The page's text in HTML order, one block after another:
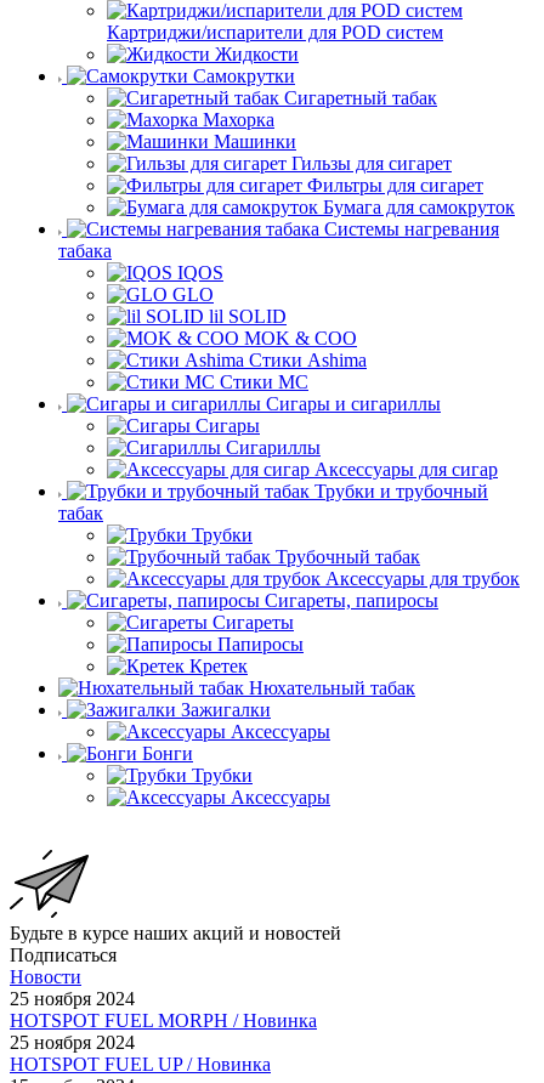
Картриджи/испарители для POD систем
Жидкости
Самокрутки
Сигаретный табак
Махорка
Машинки
Гильзы для сигарет
Фильтры для сигарет
Бумага для самокруток
Системы нагревания
табака
IQOS
GLO
lil SOLID
MOK & COO
Стики Ashima
Стики MC
Сигары и сигариллы
Сигары
Сигариллы
Аксессуары для сигар
Трубки и трубочный
табак
Трубки
Трубочный табак
Аксессуары для трубок
Сигареты, папиросы
Сигареты
Папиросы
Кретек
Нюхательный табак
Зажигалки
Аксессуары
Бонги
Трубки
Аксессуары
Будьте в курсе наших акций и новостей
Подписаться
Новости
25 ноября 2024
HOTSPOT FUEL MORPH / Новинка
25 ноября 2024
HOTSPOT FUEL UP / Новинка